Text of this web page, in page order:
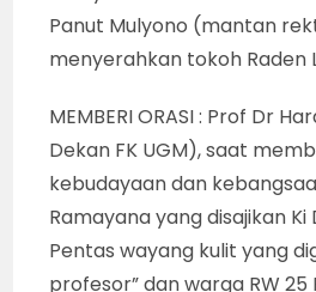
semalam. Karena, ada
disampaikan tiga profesor
berakhir pukul 01.00 WIB,
sudah menjadi konvensi
“sajian hiburan”.
Setelah orasi kebudayaan
disampaikan “tiga